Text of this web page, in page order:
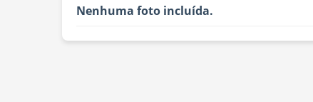
Nenhuma foto incluída.